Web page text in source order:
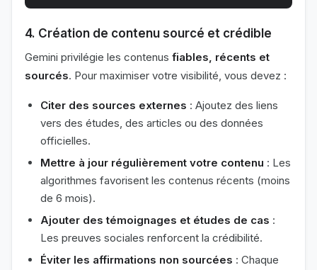
4. Création de contenu sourcé et crédible
Gemini privilégie les contenus fiables, récents et
sourcés. Pour maximiser votre visibilité, vous devez :
Citer des sources externes : Ajoutez des liens
vers des études, des articles ou des données
officielles.
Mettre à jour régulièrement votre contenu : Les
algorithmes favorisent les contenus récents (moins
de 6 mois).
Ajouter des témoignages et études de cas :
Les preuves sociales renforcent la crédibilité.
Éviter les affirmations non sourcées : Chaque